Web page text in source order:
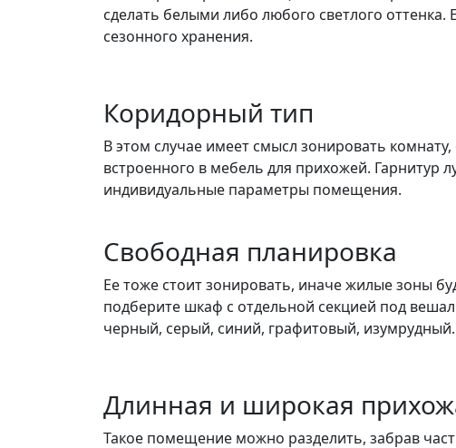
сделать белыми либо любого светлого
сезонного хранения.
Коридорный тип
В этом случае имеет смысл зонировать
встроенного в мебель для прихожей. Гарнитур
индивидуальные параметры помещения.
Свободная планировка
Ее тоже стоит зонировать, иначе жилые зоны
подберите шкаф с отдельной секцией под
черный, серый, синий, графитовый, изумрудный.
Длинная и широкая
Такое помещение можно разделить, забрав